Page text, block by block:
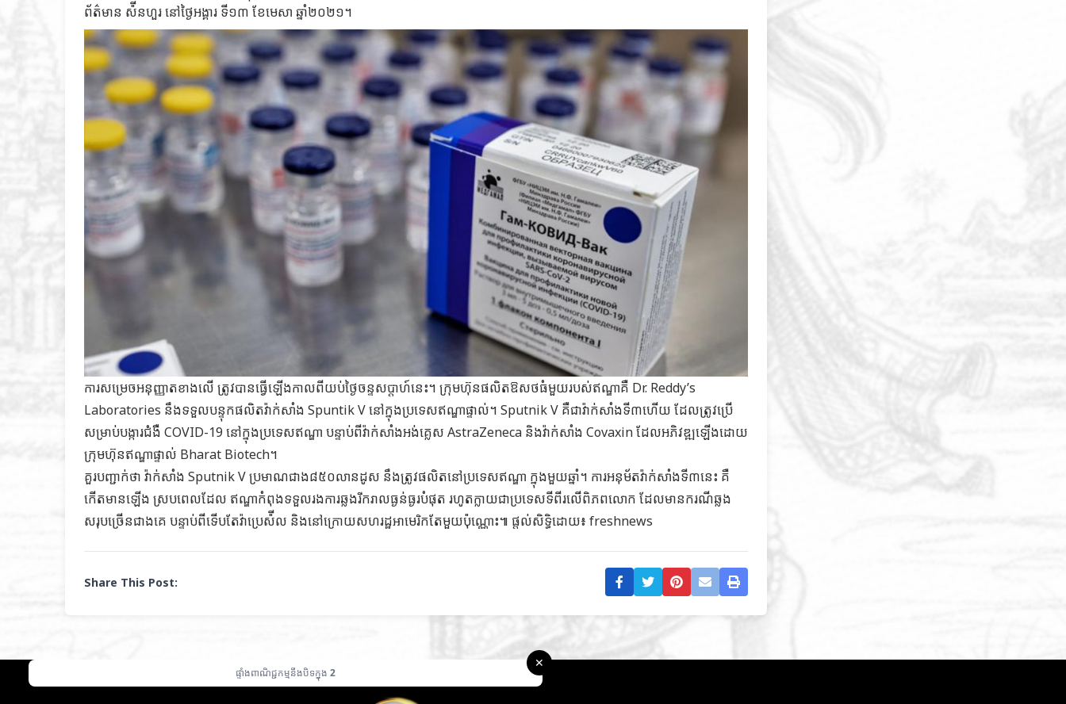
ព័ត៌មាន ស៉ីនហួរ នៅថ្ងៃអង្គារ ទី១៣ ខែមេសា ឆ្នាំ២០២១។
ការសម្រេចអនុញ្ញាតខាងលើ ត្រូវបានធ្វើឡើងកាលពីយប់ថ្ងៃចន្ទសប្តាហ៍នេះ។ ក្រុមហ៊ុនផលិតឱសថធំមួយរបស់ឥណ្ឌាគឺ Dr. Reddy’s
Laboratories នឹងទទួលបន្ទុកផលិតវ៉ាក់សាំង Spuntik V នៅក្នុងប្រទេសឥណ្ឌាផ្ទាល់។ Sputnik V គឺជាវ៉ាក់សាំងទី៣ហើយ ដែលត្រូវប្រើ
សម្រាប់បង្ការជំងឺ COVID-19 នៅក្នុងប្រទេសឥណ្ឌា បន្ទាប់ពីវ៉ាក់សាំងអង់គ្លេស AstraZeneca និងវ៉ាក់សាំង Covaxin ដែលអភិវឌ្ឍឡើងដោយ
ក្រុមហ៊ុនឥណ្ឌាផ្ទាល់ Bharat Biotech។
គួរបញ្ជាក់ថា វ៉ាក់សាំង Sputnik V ប្រមាណជាង៨៥០លានដូស នឹងត្រូវផលិតនៅប្រទេសឥណ្ឌា ក្នុងមួយឆ្នាំ។ ការអនុម័តវ៉ាក់សាំងទី៣នេះ គឺ
កើតមានឡើង ស្របពេលដែល ឥណ្ឌាកំពុងទទួលរងការឆ្លងរីករាលធ្ងន់ធ្ងរបំផុត រហូតក្លាយជាប្រទេសទីពីរលើពិភពលោក ដែលមានករណីឆ្លង
សរុបច្រើនជាងគេ បន្ទាប់ពីទើបតែវ៉ាប្រេស៉ីល និងនៅក្រោយសហរដ្ឋអាមេរិកតែមួយប៉ុណ្ណោះ៕ ផ្តល់សិទ្ធិដោយ៖ freshnews
Share This Post:
✕
ផ្ទាំងពាណិជ្ជកម្មនឹងបិទក្នុង 1